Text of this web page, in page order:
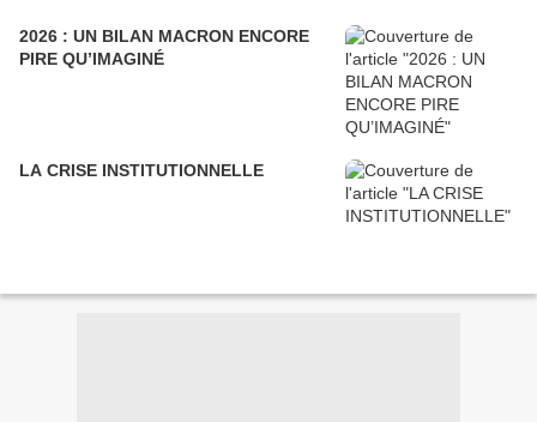
2026 : UN BILAN MACRON ENCORE
PIRE QU’IMAGINÉ
LA CRISE INSTITUTIONNELLE